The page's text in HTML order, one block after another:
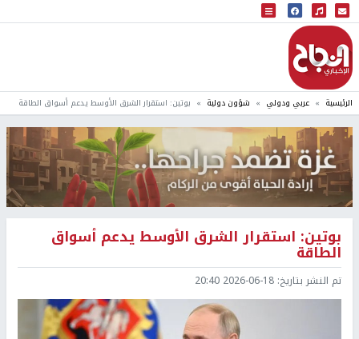
البث المباشر
إذاعة النجاح
الرئيسية عربي ودولي شؤون دولية بوتين: استقرار الشرق الأوسط يدعم أسواق الطاقة
بوتين: استقرار الشرق الأوسط يدعم أسواق
الطاقة
تم النشر بتاريخ: 2026-06-18 20:40